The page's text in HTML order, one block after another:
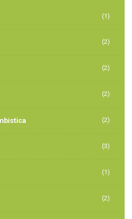
(1)
(2)
(2)
(2)
(2)
(3)
(1)
(2)